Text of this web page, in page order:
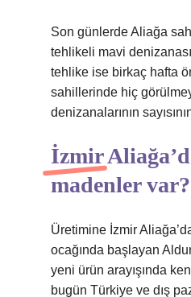
Son günlerde Aliağa
tehlikeli mavi
tehlike ise birkaç hafta
sahillerinde hiç
denizanalarının
İzmir
madenler var?
Üretimine İzmir
ocağında başlayan
yeni ürün arayışında
bugün Türkiye ve dış